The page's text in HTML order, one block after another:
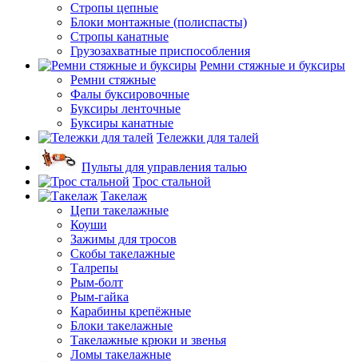
Стропы цепные
Блоки монтажные (полиспасты)
Стропы канатные
Грузозахватные приспособления
Ремни стяжные и буксиры
Ремни стяжные
Фалы буксировочные
Буксиры ленточные
Буксиры канатные
Тележки для талей
Пульты для управления талью
Трос стальной
Такелаж
Цепи такелажные
Коуши
Зажимы для тросов
Скобы такелажные
Талрепы
Рым-болт
Рым-гайка
Карабины крепёжные
Блоки такелажные
Такелажные крюки и звенья
Ломы такелажные